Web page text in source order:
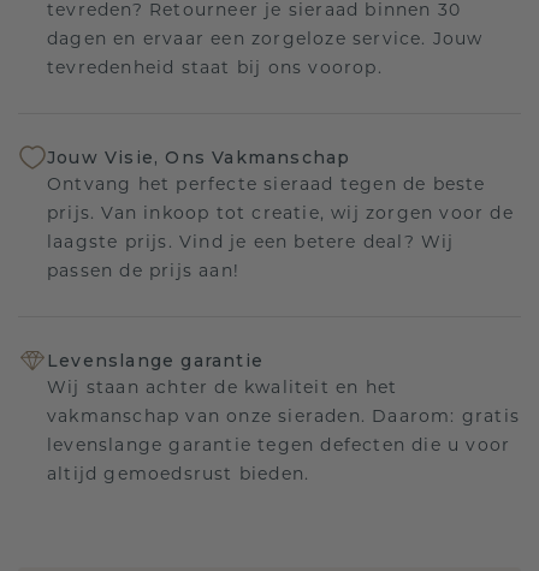
tevreden? Retourneer je sieraad binnen 30
dagen en ervaar een zorgeloze service. Jouw
tevredenheid staat bij ons voorop.
Jouw Visie, Ons Vakmanschap
Ontvang het perfecte sieraad tegen de beste
prijs. Van inkoop tot creatie, wij zorgen voor de
laagste prijs. Vind je een betere deal? Wij
passen de prijs aan!
Levenslange garantie
Wij staan achter de kwaliteit en het
vakmanschap van onze sieraden. Daarom: gratis
levenslange garantie tegen defecten die u voor
altijd gemoedsrust bieden.